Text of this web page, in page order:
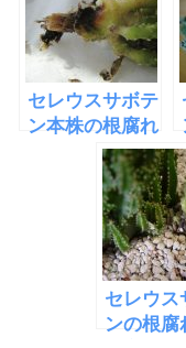
セレウスサボテ
ン本株の根腐れ
セレウス
ンの根腐